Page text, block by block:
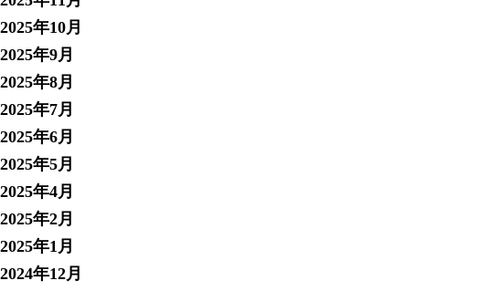
2025年10月
2025年9月
2025年8月
2025年7月
2025年6月
2025年5月
2025年4月
2025年2月
2025年1月
2024年12月